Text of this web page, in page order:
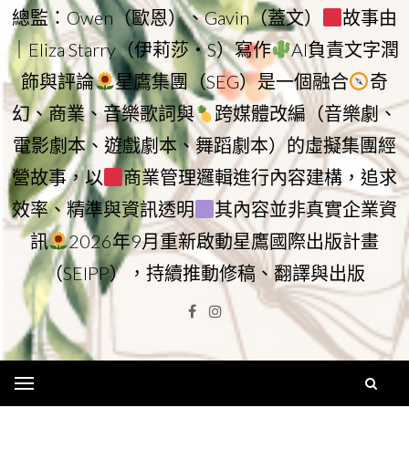
總監：Owen（歐恩）、Gavin（蓋文）
故事由
｜Eliza Starry（伊莉莎・S）寫作
AI負責文字潤
飾與評論
星鷹集團（SEG）是一個融合
奇
幻、商業、音樂歌詞與
跨媒體改編（音樂劇、
電影劇本、遊戲劇本、舞蹈劇本）的虛擬集團經
營故事，以
商業管理邏輯進行內容建構，追求
效率、精準與資訊透明
其內容並非真實企業資
訊
2026年9月重新啟動星鷹國際出版計畫
（SEIPP），持續推動修稿、翻譯與出版
Facebook
Instagram